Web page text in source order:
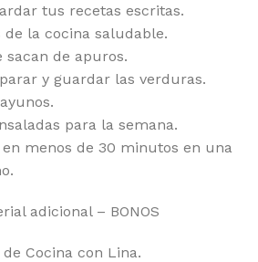
tus recetas escritas.
la cocina saludable.
de apuros.
y guardar las verduras.
para la semana.
menos de 30 minutos en una
adicional – BONOS
Cocina con Lina.